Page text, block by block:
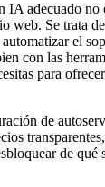
IA adecuado no
web. Se trata
el
con las
para
de
de qué